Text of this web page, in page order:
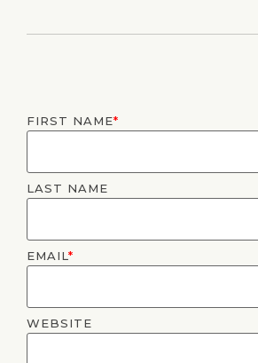
FIRST NAME*
LAST NAME
EMAIL*
WEBSITE